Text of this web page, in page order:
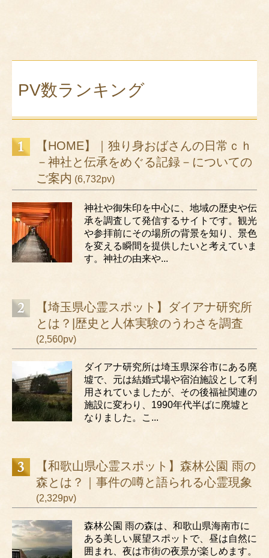
PV数ランキング
【HOME】｜独り身おばさんの日常ｃｈ
－神社と伝承をめぐる記録－についての
ご案内 (6,732pv)
神社や御朱印を中心に、地域の歴史や伝
承を調査して発信するサイトです。観光
や参拝前にその場所の背景を知り、景色
を変える瞬間を提供したいと考えていま
す。神社の由来や...
【埼玉県心霊スポット】ダイアナ研究所
とは？|歴史と人体実験のうわさを調査
(2,560pv)
ダイアナ研究所は埼玉県深谷市にある廃
墟で、元は結婚式場や宿泊施設として利
用されていましたが、その後福祉関連の
施設に変わり、1990年代半ばに廃墟と
なりました。こ...
【和歌山県心霊スポット】森林公園 雨の
森とは？｜事件の噂と語られる心霊現象
(2,329pv)
森林公園 雨の森は、和歌山県海南市に
ある美しい展望スポットで、昼は自然に
囲まれ、夜は市街の夜景が楽しめます。